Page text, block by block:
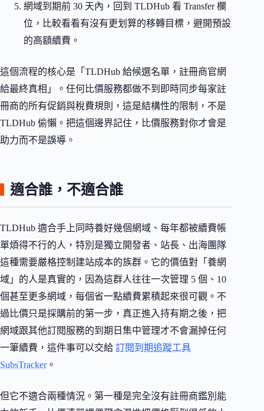
網域到期前 30 天內，回到 TLDHub 看 Transfer 欄
位，比較看看有沒有更划算的移轉目標，避開預設
的高額續費。
這個流程的核心是「TLDHub 給候選名單，註冊商官網
給最終真相」。任何比價服務都做不到即時同步每家註
冊商的所有促銷與稅費規則，這是結構性的限制，不是
TLDHub 偷懶。把這個邊界記住，比價服務對你才會是
助力而不是誤導。
適合誰，不適合誰
TLDHub 適合手上同時養好幾個網域、每年都被續費帳
單煩得不行的人，特別是獨立開發者、站長、出海團隊
這種需要嚴格控制建站成本的族群。它的價值對「養網
域」的人是真實的，因為這群人往往一次管理 5 個、10
個甚至更多網域，每個省一點續費累積起來很可觀。不
過比價只是採購前的第一步，真正進入持有期之後，把
網域跟其他訂閱服務的到期日集中管理才不會漏掉任何
一筆續費，這件事可以交給 訂閱到期追蹤工具
SubsTracker。
但它不適合兩種情況。第一種是完全沒有註冊商鑑別能